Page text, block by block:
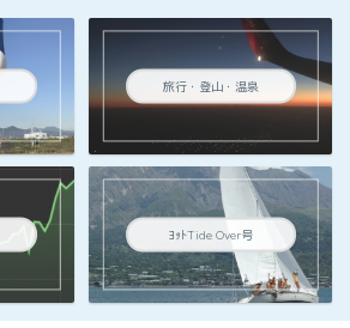
旅行・登山・温泉
ﾖｯﾄTide Over号